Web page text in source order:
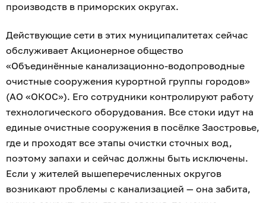
производств в приморских округах.
Действующие сети в этих муниципалитетах сейчас
обслуживает Акционерное общество
«Объединённые канализационно-водопроводные
очистные сооружения курортной группы городов»
(АО «ОКОС»). Его сотрудники контролируют работу
технологического оборудования. Все стоки идут на
единые очистные сооружения в посёлке Заостровье,
где и проходят все этапы очистки сточных вод,
поэтому запахи и сейчас должны быть исключены.
Если у жителей вышеперечисленных округов
возникают проблемы с канализацией — она забита,